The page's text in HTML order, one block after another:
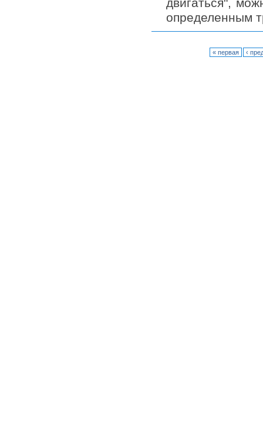
двигаться",
определенным
« первая ‹